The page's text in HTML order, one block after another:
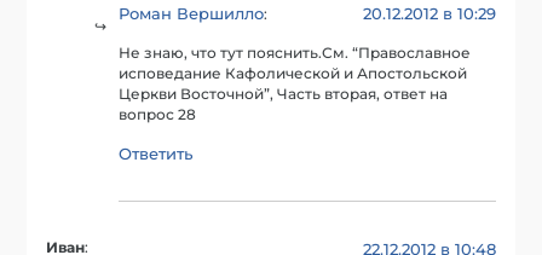
Роман Вершилло: 20.12.2012 в 10:29
Не знаю, что тут пояснить.См. “Православное
исповедание Кафолической и Апостольской
Церкви Восточной”, Часть вторая, ответ на
вопрос 28
Ответить
Иван: 22.12.2012 в 10:48